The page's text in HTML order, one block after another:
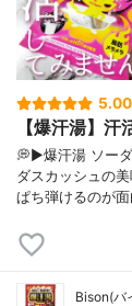
5.00
【爆汗湯】汗
💭▶️爆汗湯 ソー
ダスカッシュの
ぱち弾けるのが
Bison(バ